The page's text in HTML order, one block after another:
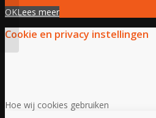
Watt-R
OKLees meer
Cookie en privacy instellingen
Hoe wij cookies gebruiken